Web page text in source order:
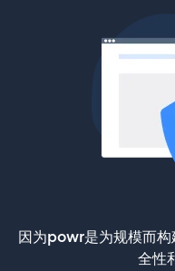
因为powr是为规模而
全性